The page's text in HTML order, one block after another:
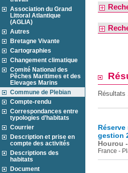
Association du Grand
Littoral Atlantique
(AGLIA)
Autres
Bretagne Vivante
Cartographies
Changement climatique
Comité National des
Pêches Maritimes et des
Elevages Marins
Commune de Plebian
Compte-rendu
Correspondances entre
typologies d’habitats
Courrier
Description et prise en
compte des activités
Descriptions des
habitats
Document
Résultats
gestion
Hourou
France -